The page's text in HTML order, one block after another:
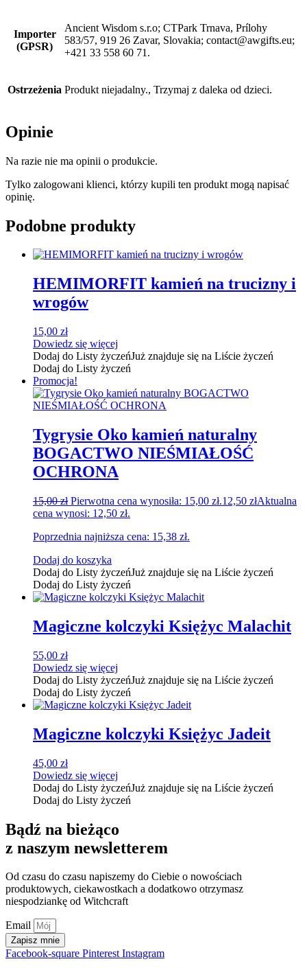
Importer
(GPSR)
Ancient Wisdom s.r.o; CTPark Trnava, Prílohy
583/57, 919 26 Zavar, Slovakia; contact@awgifts.eu;
+421 33 558 60 71.
Ostrzeżenia Produkt niejadalny., Trzymaj z daleka od dzieci.
Opinie
Na razie nie ma opinii o produkcie.
Tylko zalogowani klienci, którzy kupili ten produkt mogą napisać
opinię.
Podobne produkty
HEMIMORFIT kamień na trucizny i
wrogów
15,00 zł
Dowiedz się więcej
Dodaj do Listy życzeńJuż znajduje się na Liście życzeń
Dodaj do Listy życzeń
Promocja!
Tygrysie Oko kamień naturalny
BOGACTWO NIEŚMIAŁOŚĆ
OCHRONA
15,00zł Pierwotna cena wynosiła: 15,00 zł.12,50 złAktualna
cena wynosi: 12,50 zł.
Poprzednia najniższa cena: 15,38 zł.
Dodaj do koszyka
Dodaj do Listy życzeńJuż znajduje się na Liście życzeń
Dodaj do Listy życzeń
Magiczne kolczyki Księżyc Malachit
55,00 zł
Dowiedz się więcej
Dodaj do Listy życzeńJuż znajduje się na Liście życzeń
Dodaj do Listy życzeń
Magiczne kolczyki Księżyc Jadeit
45,00 zł
Dowiedz się więcej
Dodaj do Listy życzeńJuż znajduje się na Liście życzeń
Dodaj do Listy życzeń
Bądź na bieżąco
z naszym newsletterem
Od czasu do czasu napiszemy do Ciebie o nowościach
produktowych, ciekawostkach a dodatkowo otrzymasz
niespodziankę od Witchcraft
Email
Zapisz mnie
Facebook-square Pinterest Instagram